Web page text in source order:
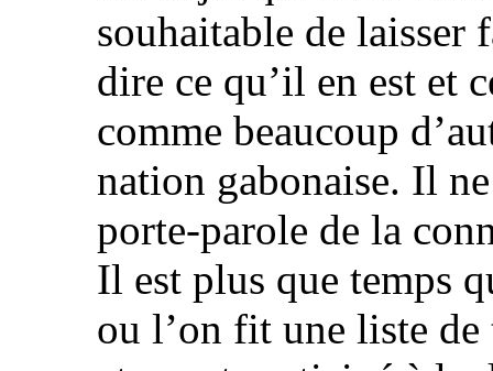
souhaitable de
dire ce qu’il en est et
comme beaucoup
nation gabonaise. Il
porte-parole de la
Il est plus que temps
ou l’on fit une liste de